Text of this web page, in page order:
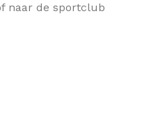
naar de sportclub